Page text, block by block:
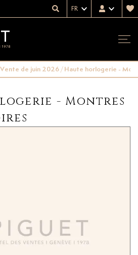
FR
Vente de juin 2026/Haute horlogerie -
- Montres